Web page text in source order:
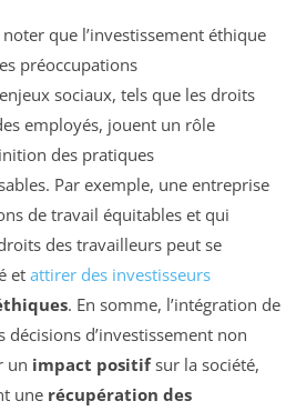
que l’investissement éthique
préoccupations
sociaux, tels que les droits
employés, jouent un rôle
des pratiques
Par exemple, une entreprise
de travail équitables et qui
des travailleurs peut se
et attirer des investisseurs
. En somme, l’intégration de
décisions d’investissement non
un impact positifsur la société,
une récupération des